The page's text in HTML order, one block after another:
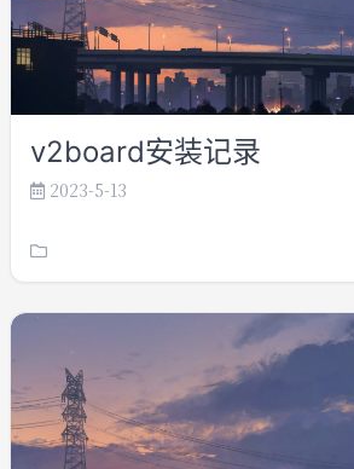
Search
留言板
友情链接
v2board安装记录
2023-5-13